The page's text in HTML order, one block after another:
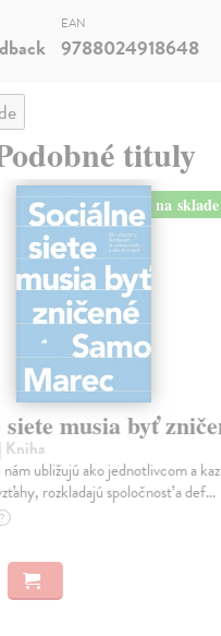
EAN
9788024918648
tituly
na sklade
musia byť
| Kniha
ubližujú ako jednotlivcom a
rozkladajú spoločnosť a def...